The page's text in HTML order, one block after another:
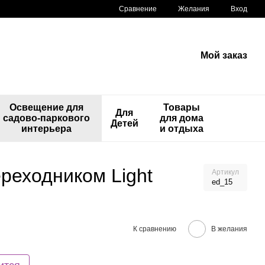
Сравнение Желания Вход
Мой заказ
Освещение для
садово-паркового
интерьера
Для
Детей
Товары
для дома
и отдыха
Light Артикул
ed_15
К сравнению В желания